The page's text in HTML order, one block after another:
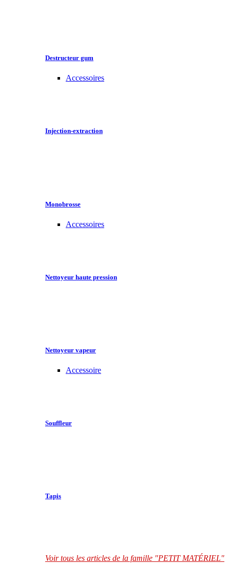
Destructeur gum
Accessoires
Injection-extraction
Monobrosse
Accessoires
Nettoyeur haute pression
Nettoyeur vapeur
Accessoire
Souffleur
Tapis
Voir tous les articles de la famille "PETIT MATÉRIEL"